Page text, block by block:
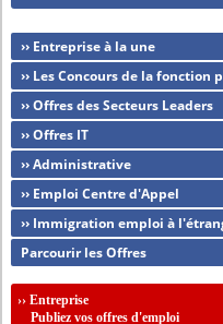
›› Entreprise à la une
›› Les Concours de la fonction
›› Offres des Secteurs Leaders
›› Offres IT
›› Administrative
›› Emploi Centre d'Appel
›› Immigration emploi à
Parcourir les Offres
››Entreprise
Publiez vos offres d'emploi